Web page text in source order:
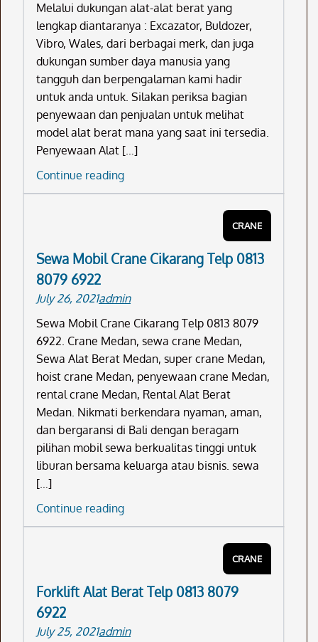
Melalui dukungan alat-alat berat yang
lengkap diantaranya : Excazator, Buldozer,
Vibro, Wales, dari berbagai merk, dan juga
dukungan sumber daya manusia yang
tangguh dan berpengalaman kami hadir
untuk anda untuk. Silakan periksa bagian
penyewaan dan penjualan untuk melihat
model alat berat mana yang saat ini tersedia.
Penyewaan Alat […]
Continue readingPenyewaan
Alat
8079
CRANE
Sewa Mobil Crane Cikarang Telp 0813
8079 6922
July 26, 2021admin
Sewa Mobil Crane Cikarang Telp 0813 8079
6922. Crane Medan, sewa crane Medan,
Sewa Alat Berat Medan, super crane Medan,
hoist crane Medan, penyewaan crane Medan,
rental crane Medan, Rental Alat Berat
Medan. Nikmati berkendara nyaman, aman,
dan bergaransi di Bali dengan beragam
pilihan mobil sewa berkualitas tinggi untuk
liburan bersama keluarga atau bisnis. sewa
[…]
Continue readingSewa
Mobil
0813
6922
CRANE
Forklift Alat Berat Telp 0813 8079
6922
July 25, 2021admin